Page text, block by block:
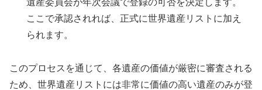
遺産委員会が年次会議で登録の可否を決定します。
ここで承認されれば、正式に世界遺産リストに加え
られます。
このプロセスを通じて、各遺産の価値が厳密に審査される
ため、世界遺産リストには非常に価値の高い遺産のみが登